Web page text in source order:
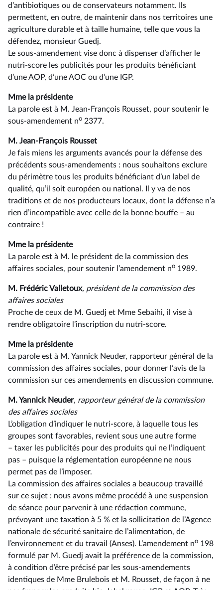
d’antibiotiques ou de conservateurs notamment. Ils
permettent, en outre, de maintenir dans nos territoires une
agriculture durable et à taille humaine, telle que vous la
défendez, monsieur Guedj.
Le sous-amendement vise donc à dispenser d’afficher le
nutri-score les publicités pour les produits bénéficiant
d’une AOP, d’une AOC ou d’une IGP.
Mme la présidente
La parole est à M. Jean-François Rousset, pour soutenir le
sous-amendement no 2377.
M. Jean-François Rousset
Je fais miens les arguments avancés pour la défense des
précédents sous-amendements : nous souhaitons exclure
du périmètre tous les produits bénéficiant d’un label de
qualité, qu’il soit européen ou national. Il y va de nos
traditions et de nos producteurs locaux, dont la défense n’a
rien d’incompatible avec celle de la bonne bouffe –⁠ au
contraire !
Mme la présidente
La parole est à M. le président de la commission des
affaires sociales, pour soutenir l’amendement no 1989.
M. Frédéric Valletoux, président de la commission des
affaires sociales
Proche de ceux de M. Guedj et Mme Sebaihi, il vise à
rendre obligatoire l’inscription du nutri-score.
Mme la présidente
La parole est à M. Yannick Neuder, rapporteur général de la
commission des affaires sociales, pour donner l’avis de la
commission sur ces amendements en discussion commune.
M. Yannick Neuder, rapporteur général de la commission
des affaires sociales
L’obligation d’indiquer le nutri-score, à laquelle tous les
groupes sont favorables, revient sous une autre forme
–⁠ taxer les publicités pour des produits qui ne l’indiquent
pas – puisque la réglementation européenne ne nous
permet pas de l’imposer.
La commission des affaires sociales a beaucoup travaillé
sur ce sujet : nous avons même procédé à une suspension
de séance pour parvenir à une rédaction commune,
prévoyant une taxation à 5 % et la sollicitation de l’Agence
nationale de sécurité sanitaire de l’alimentation, de
l’environnement et du travail (Anses). L’amendement no 198
formulé par M. Guedj avait la préférence de la commission,
à condition d’être précisé par les sous-amendements
identiques de Mme Brulebois et M. Rousset, de façon à ne